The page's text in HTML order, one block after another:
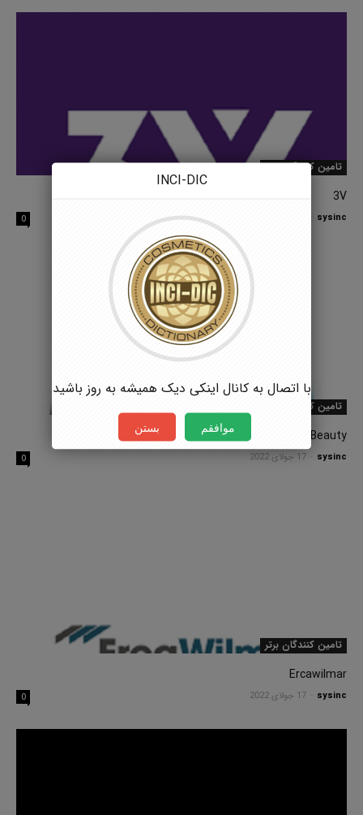
تامین کنندگان برتر
3V
sysinc
0
تامین کنندگان برتر
KCC Beauty
sysinc
- 17 جولای 2022 0
تامین کنندگان برتر
Ercawilmar
sysinc 17 جولای 2022 0
INCI-DIC
با اتصال به کانال اینکی دیک همیشه به روز باشید
موافقم بستن